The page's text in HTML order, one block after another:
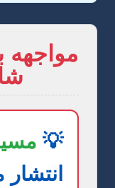
مواجهه
💡
انتشار